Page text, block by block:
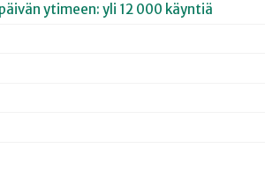
ytimeen: yli 12 000 käyntiä